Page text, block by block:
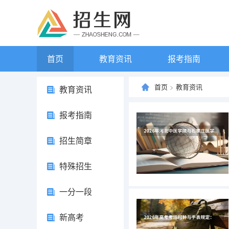
首页 教育资讯 报考指南
教育资讯
报考指南
招生简章
特殊招生
一分一段
新高考
首页 > 教育资讯